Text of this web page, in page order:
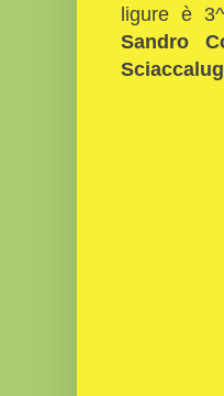
ligure è
Sandro